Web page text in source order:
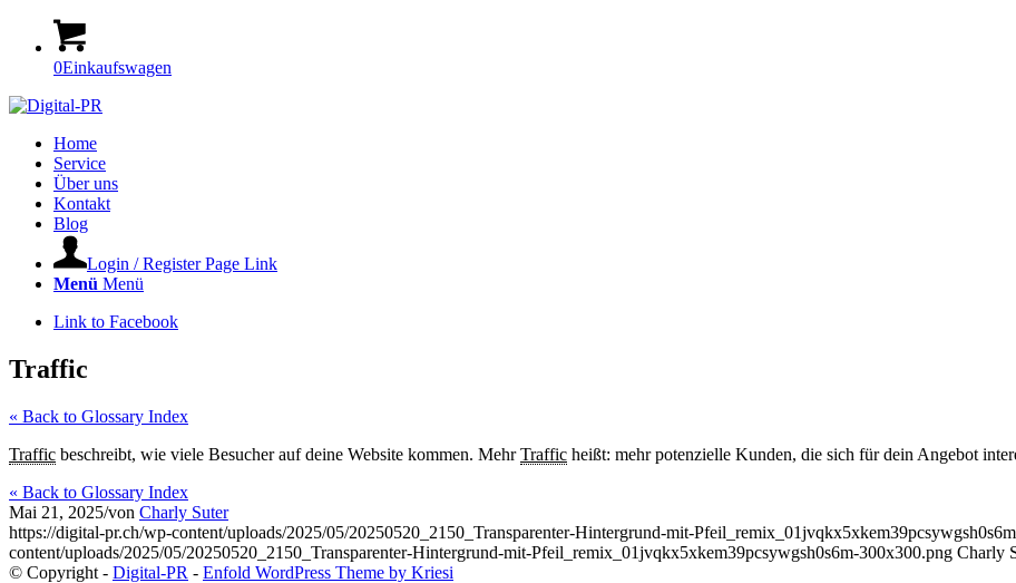
0Einkaufswagen
Home
Service
Über uns
Kontakt
Blog
Login / Register Page Link
Menü Menü
Link to Facebook
Traffic
« Back to Glossary Index
Traffic beschreibt, wie viele Besucher auf deine Website kommen. MehrTraffic heißt: mehr potenzielle Kunden, die sich für dein Angebot
« Back to Glossary Index
Mai 21, 2025/von Charly Suter
https://digital-pr.ch/wp-content/uploads/2025/05/20250520_2150_Transparenter-Hintergrund-mit-
content/uploads/2025/05/20250520_2150_Transparenter-Hintergrund-mit-Pfeil_remix_01jvqkx5xkem39pcsywgsh0s6m-300x300.png Charly
© Copyright - Digital-PR - Enfold WordPress Theme by Kriesi